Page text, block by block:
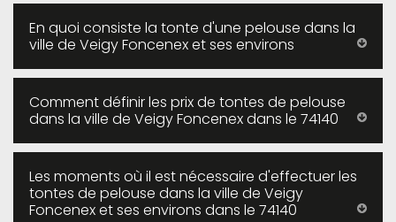
En quoi consiste la tonte d'une pelouse dans la
ville de Veigy Foncenex et ses environs
Comment définir les prix de tontes de pelouse
dans la ville de Veigy Foncenex dans le 74140
Les moments où il est nécessaire d'effectuer les
tontes de pelouse dans la ville de Veigy
Foncenex et ses environs dans le 74140